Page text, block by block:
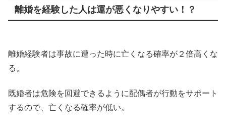
離婚を経験した人は運が悪くなりやすい！？
離婚経験者は事故に遭った時に亡くなる確率が２倍高くな
る。
既婚者は危険を回避できるように配偶者が行動をサポート
するので、亡くなる確率が低い。